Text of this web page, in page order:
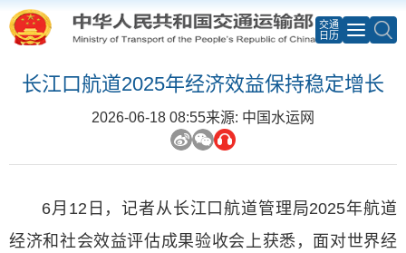
交通
日历
长江口航道2025年经济效益保持稳定增长
2026-06-18 08:55来源: 中国水运网
6月12日，记者从长江口航道管理局2025年航道
经济和社会效益评估成果验收会上获悉，面对世界经